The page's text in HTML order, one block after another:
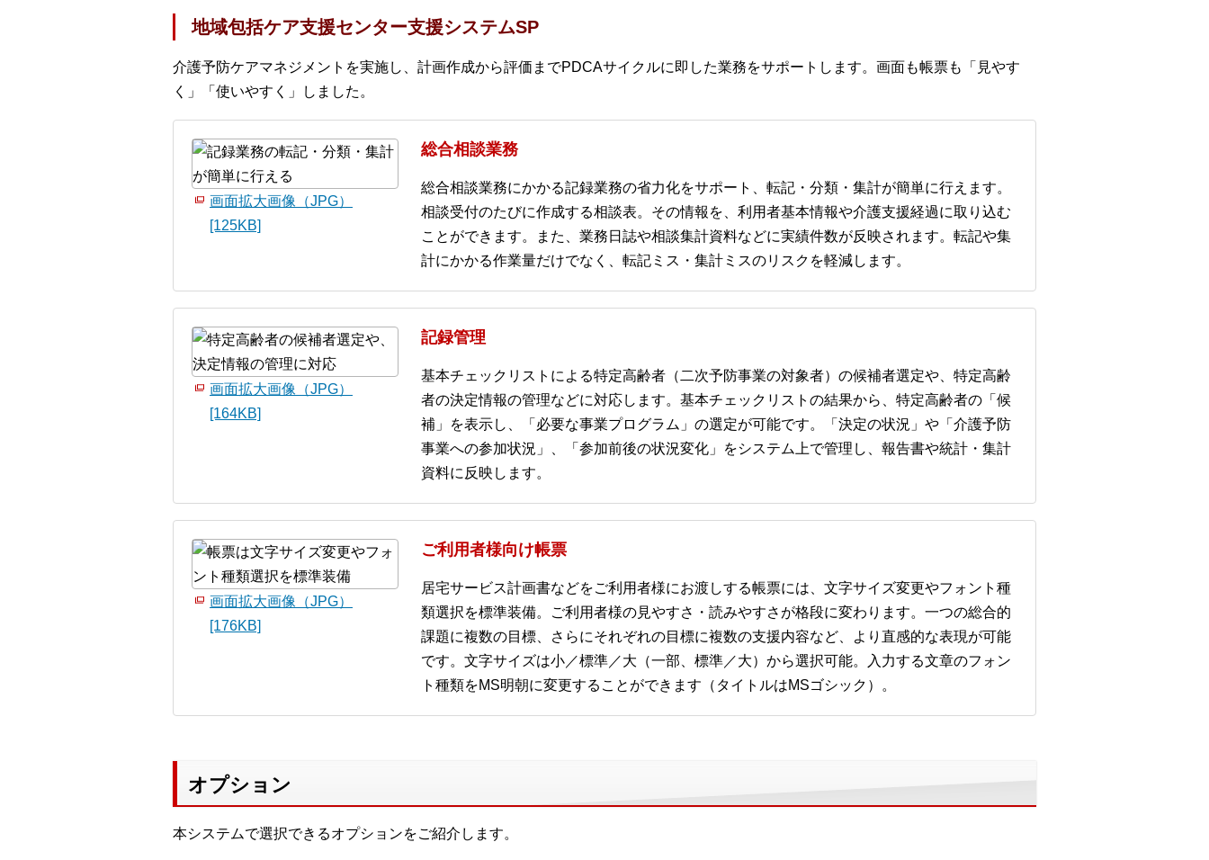
地域包括ケア支援センター支援システムSP
介護予防ケアマネジメントを実施し、計画作成から評価までPDCAサイクルに即した業務をサポートします。画面も帳票も「見やす
く」「使いやすく」しました。
画面拡大画像（JPG）
[125KB]
総合相談業務
総合相談業務にかかる記録業務の省力化をサポート、転記・分類・集計が簡単に行えます。
相談受付のたびに作成する相談表。その情報を、利用者基本情報や介護支援経過に取り込む
ことができます。また、業務日誌や相談集計資料などに実績件数が反映されます。転記や集
計にかかる作業量だけでなく、転記ミス・集計ミスのリスクを軽減します。
画面拡大画像（JPG）
[164KB]
記録管理
基本チェックリストによる特定高齢者（二次予防事業の対象者）の候補者選定や、特定高齢
者の決定情報の管理などに対応します。基本チェックリストの結果から、特定高齢者の「候
補」を表示し、「必要な事業プログラム」の選定が可能です。「決定の状況」や「介護予防
事業への参加状況」、「参加前後の状況変化」をシステム上で管理し、報告書や統計・集計
資料に反映します。
画面拡大画像（JPG）
[176KB]
ご利用者様向け帳票
居宅サービス計画書などをご利用者様にお渡しする帳票には、文字サイズ変更やフォント種
類選択を標準装備。ご利用者様の見やすさ・読みやすさが格段に変わります。一つの総合的
課題に複数の目標、さらにそれぞれの目標に複数の支援内容など、より直感的な表現が可能
です。文字サイズは小／標準／大（一部、標準／大）から選択可能。入力する文章のフォン
ト種類をMS明朝に変更することができます（タイトルはMSゴシック）。
オプション
本システムで選択できるオプションをご紹介します。